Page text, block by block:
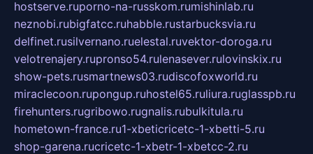
hostserve.ruporno-na-russkom.rumishinlab.ru
neznobi.rubigfatcc.ruhabble.rustarbucksvia.ru
delfinet.rusilvernano.ruelestal.ruvektor-doroga.ru
velotrenajery.rupronso54.rulenasever.rulovinskix.ru
show-pets.rusmartnews03.rudiscofoxworld.ru
miraclecoon.rupongup.ruhostel65.ruliura.ruglasspb.ru
firehunters.rugribowo.rugnalis.rubulkitula.ru
hometown-france.ru1-xbeticricetc-1-xbetti-5.ru
shop-garena.rucricetc-1-xbetr-1-xbetcc-2.ru